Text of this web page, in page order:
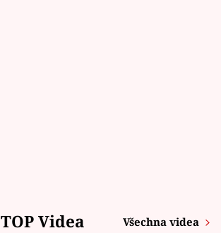
TOP Videa Všechna videa